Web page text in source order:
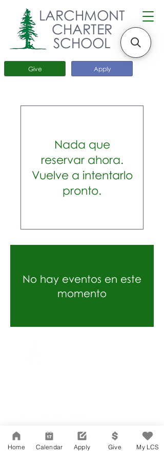
Apply
Give
LARCHMONT
CHARTER
SCHOOL
Nada que
reservar ahora.
Vuelve a intentarlo
pronto.
No hay eventos en este
momento
Accesibilidad Carreras
Home Calendar Apply Give My LCS